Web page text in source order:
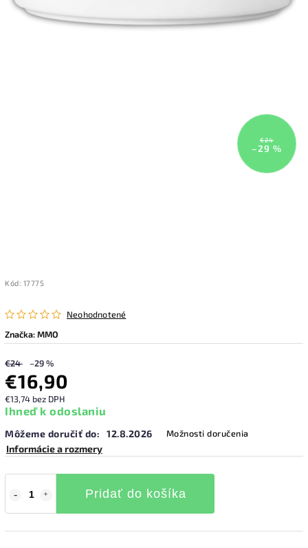
€24
–29 %
Kód: 17775
Neohodnotené
Značka:MMO
€24 –29 %
€16,90
€13,74 bez DPH
Ihneď k odoslaniu
Môžeme doručiť do: 12.8.2026 Možnosti doručenia
Informácie a rozmery
Pridať do košíka